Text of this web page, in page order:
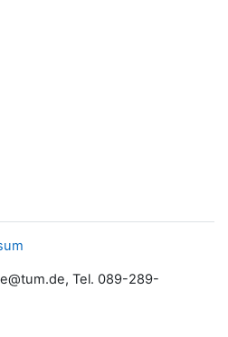
Tel. 089-289-